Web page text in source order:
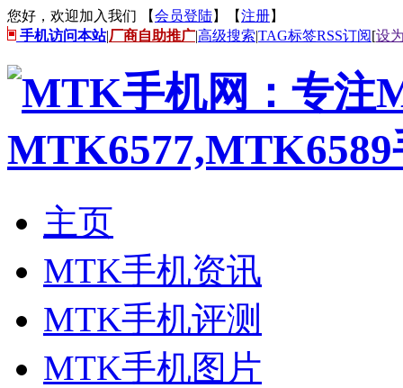
您好，欢迎加入我们 【会员登陆】【注册】
手机访问本站|厂商自助推广|高级搜索|TAG标签RSS订阅[设
主页
MTK手机资讯
MTK手机评测
MTK手机图片